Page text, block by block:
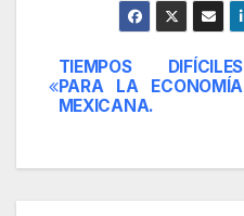
Navegación
de
entradas
TIEMPOS DIFÍCILES
PARA LA ECONOMÍA
MEXICANA.